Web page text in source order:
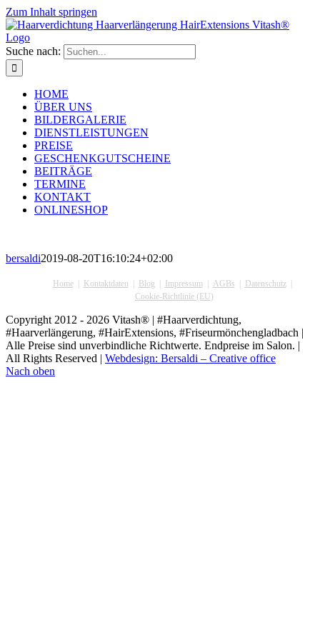
Zum Inhalt springen
Suche nach:
HOME
ÜBER UNS
BILDERGALERIE
DIENSTLEISTUNGEN
PREISE
GESCHENKGUTSCHEINE
BEITRÄGE
TERMINE
KONTAKT
ONLINESHOP
bersaldi2019-08-20T16:10:24+02:00
Home Kontaktdaten Blog Impressum AGBs
Datenschutz
Cookie-Richtlinie (EU)
Copyright 2012 - 2026 Vitash® | #Haarverdichtung,
#Haarverlängerung, #HairExtensions, #Friseurmönchengladbach |
Alle Preise sind unverbindliche Richtwerte. Endpreise im Salon. |
All Rights Reserved | Webdesign: Bersaldi – Creative office
Nach oben